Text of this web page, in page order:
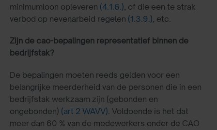
minimumloon opleveren (4.1.6.), of die een te strak
verbod op nevenarbeid regelen (1.3.9.), etc.
Zijn de cao-bepalingen representatief binnen de
bedrijfstak?
De bepalingen moeten reeds gelden voor een
belangrijke meerderheid van de personen die in een
bedrijfstak werkzaam zijn (gebonden en
ongebonden) (art 2 WAVV). Voldoende is het dat
meer dan 60 % van de medewerkers onder de CAO